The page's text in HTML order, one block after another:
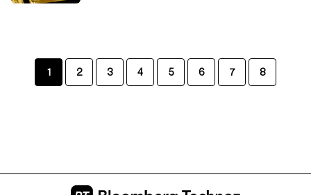
1 2 3 4 5 6 7 8